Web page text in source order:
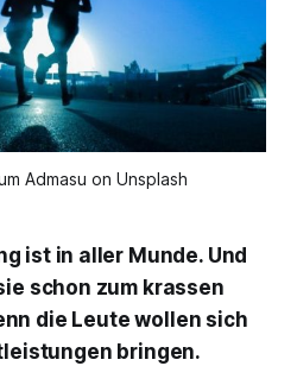
Admasu on Unsplash
ist in aller Munde. Und
schon zum krassen
die Leute wollen sich
bringen.